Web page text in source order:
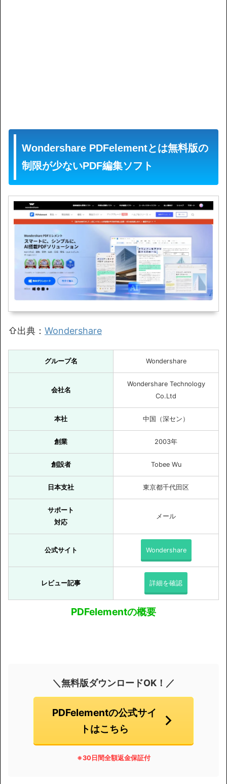
Wondershare PDFelementとは無料版の
制限が少ないPDF編集ソフト
⇧出典： Wondershare
グループ名 Wondershare
会社名
Wondershare Technology
Co.Ltd
本社 中国（深セン）
創業 2003年
創設者 Tobee Wu
日本支社 東京都千代田区
サポート
対応
メール
公式サイト Wondershare
レビュー記事 詳細を確認
PDFelementの概要
＼無料版ダウンロードOK！／
PDFelementの公式サイ
トはこちら
※30日間全額返金保証付